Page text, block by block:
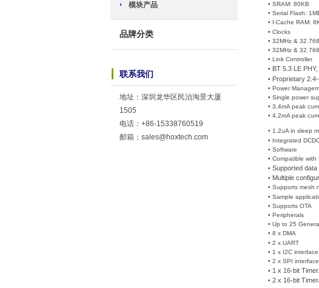
模块产品
品牌分类
联系我们
地址：深圳龙华区民治淘景大厦
1505
电话：+86-15338760519
邮箱：sales@hoxtech.com
• SRAM: 80KB
• Serial Flash:
• I-Cache RAM:
• Clocks
• 32MHz &
• 32MHz &
• Link Controller
• BT 5.3 LE
• Proprietary
• Power
• Single power
• 3.4mA peak
• 4.2mA peak
• 1.2uA in sleep
• Integrated
• Software
• Compatible
• Supported
• Multiple
• Supports mesh
• Sample
• Supports OTA
• Peripherals
• Up to 25
• 8 x DMA
• 2 x UART
• 1 x I2C
• 2 x SPI interface
• 1 x 16-bit
• 2 x 16-bit